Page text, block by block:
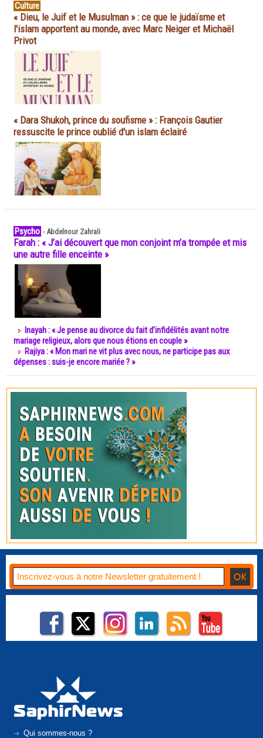
Culture
« Dieu, le Juif et le Musulman » : ce que le judaïsme et
l'islam apportent au monde, avec Marc Neiger et Michaël
Privot
« Dara Shukoh, prince du soufisme » : François Gautier
ressuscite le prince oublié d'un islam éclairé
Psycho -Abdelnour Zahrali
Farah : « J’ai découvert que mon conjoint m’a trompée et mis
une autre fille enceinte »
Inayah : « Je pense au divorce du fait d’infidélités avant notre
mariage religieux, alors que nous étions en couple »
Rajiya : « Mon mari ne vit plus avec nous, ne participe pas aux
dépenses : suis-je encore mariée ? »
Qui sommes-nous ?